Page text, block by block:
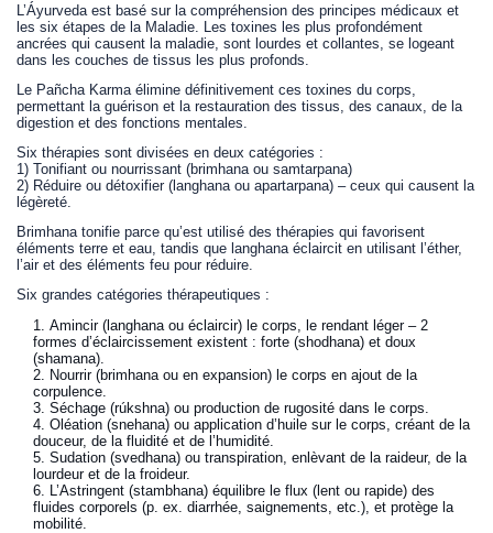
L’Áyurveda est basé sur la compréhension des principes médicaux et
les six étapes de la Maladie. Les toxines les plus profondément
ancrées qui causent la maladie, sont lourdes et collantes, se logeant
dans les couches de tissus les plus profonds.
Le Pañcha Karma élimine définitivement ces toxines du corps,
permettant la guérison et la restauration des tissus, des canaux, de la
digestion et des fonctions mentales.
Six thérapies sont divisées en deux catégories :
1) Tonifiant ou nourrissant (brimhana ou samtarpana)
2) Réduire ou détoxifier (langhana ou apartarpana) – ceux qui causent la
légèreté.
Brimhana tonifie parce qu’est utilisé des thérapies qui favorisent
éléments terre et eau, tandis que langhana éclaircit en utilisant l’éther,
l’air et des éléments feu pour réduire.
Six grandes catégories thérapeutiques :
Amincir (langhana ou éclaircir) le corps, le rendant léger – 2
formes d’éclaircissement existent : forte (shodhana) et doux
(shamana).
Nourrir (brimhana ou en expansion) le corps en ajout de la
corpulence.
Séchage (rúkshna) ou production de rugosité dans le corps.
Oléation (snehana) ou application d’huile sur le corps, créant de la
douceur, de la fluidité et de l’humidité.
Sudation (svedhana) ou transpiration, enlèvant de la raideur, de la
lourdeur et de la froideur.
L’Astringent (stambhana) équilibre le flux (lent ou rapide) des
fluides corporels (p. ex. diarrhée, saignements, etc.), et protège la
mobilité.